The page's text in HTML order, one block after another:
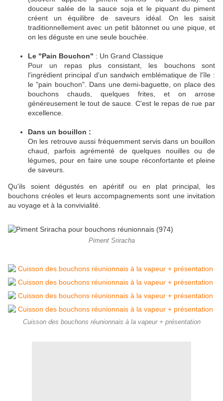
douceur salée de la sauce soja et le piquant du piment
créent un équilibre de saveurs idéal. On les saisit
traditionnellement avec un petit bâtonnet ou une pique, et
on les déguste en une seule bouchée.
Le "Pain Bouchon" : Un Grand Classique
Pour un repas plus consistant, les bouchons sont
l'ingrédient principal d'un sandwich emblématique de l'île :
le "pain bouchon". Dans une demi-baguette, on place des
bouchons chauds, quelques frites, et on arrose
généreusement le tout de sauce. C'est le repas de rue par
excellence.
Dans un bouillon :
On les retrouve aussi fréquemment servis dans un bouillon
chaud, parfois agrémenté de quelques nouilles ou de
légumes, pour en faire une soupe réconfortante et pleine
de saveurs.
Qu'ils soient dégustés en apéritif ou en plat principal, les
bouchons créoles et leurs accompagnements sont une invitation
au voyage et à la convivialité.
Piment Sriracha
Cuisson des bouchons réunionnais à la vapeur + présentation